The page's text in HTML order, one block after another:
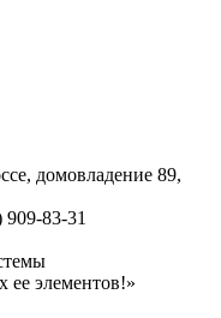
домовладение 89,
83-31
ее элементов!»